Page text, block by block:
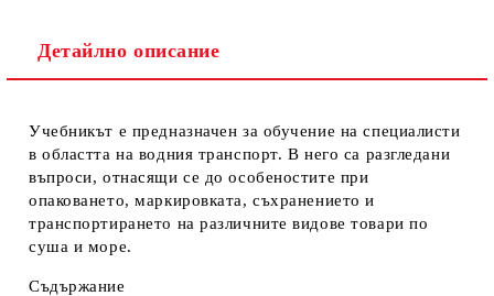
Детайлно описание
Учебникът е предназначен за обучение на специалисти
в областта на водния транспорт. В него са разгледани
въпроси, отнасящи се до особеностите при
опаковането, маркировката, съхранението и
транспортирането на различните видове товари по
суша и море.
Съдържание